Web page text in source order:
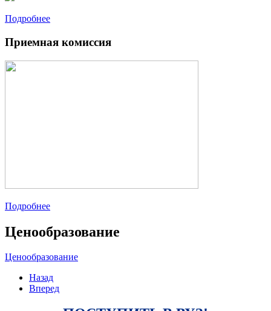
Подробнее
Приемная комиссия
Подробнее
Ценообразование
Ценообразование
Назад
Вперед